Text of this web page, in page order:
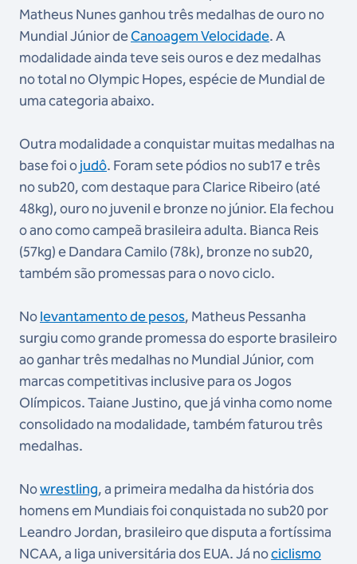
Matheus Nunes ganhou três medalhas de ouro no
Mundial Júnior deCanoagem Velocidade. A
modalidade ainda teve seis ouros e dez medalhas
no total no Olympic Hopes, espécie de Mundial de
uma categoria abaixo.
Outra modalidade a conquistar muitas medalhas na
base foi ojudô. Foram sete pódios no sub17 e três
no sub20, com destaque para Clarice Ribeiro (até
48kg), ouro no juvenil e bronze no júnior. Ela fechou
o ano como campeã brasileira adulta. Bianca Reis
(57kg) e Dandara Camilo (78k), bronze no sub20,
também são promessas para o novo ciclo.
Nolevantamento de pesos, Matheus Pessanha
surgiu como grande promessa do esporte brasileiro
ao ganhar três medalhas no Mundial Júnior, com
marcas competitivas inclusive para os Jogos
Olímpicos. Taiane Justino, que já vinha como nome
consolidado na modalidade, também faturou três
medalhas.
Nowrestling, a primeira medalha da história dos
homens em Mundiais foi conquistada no sub20 por
Leandro Jordan, brasileiro que disputa a fortíssima
NCAA, a liga universitária dos EUA. Já nociclismo